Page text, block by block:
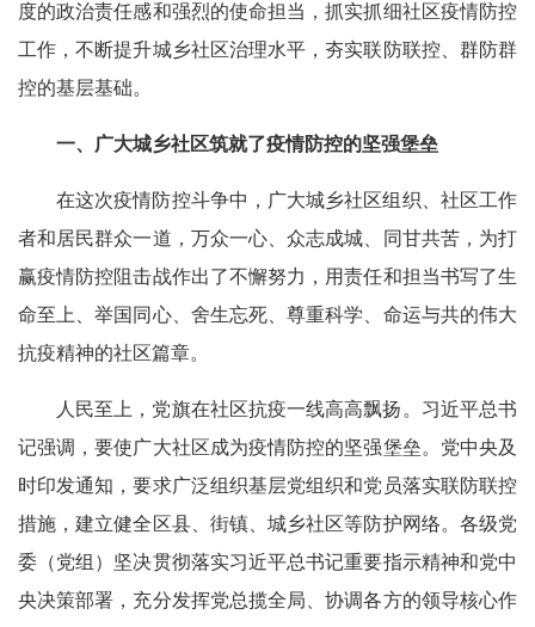
度的政治责任感和强烈的使命担当，抓实抓细社区疫情防控
工作，不断提升城乡社区治理水平，夯实联防联控、群防群
控的基层基础。
一、广大城乡社区筑就了疫情防控的坚强堡垒
在这次疫情防控斗争中，广大城乡社区组织、社区工作
者和居民群众一道，万众一心、众志成城、同甘共苦，为打
赢疫情防控阻击战作出了不懈努力，用责任和担当书写了生
命至上、举国同心、舍生忘死、尊重科学、命运与共的伟大
抗疫精神的社区篇章。
人民至上，党旗在社区抗疫一线高高飘扬。习近平总书
记强调，要使广大社区成为疫情防控的坚强堡垒。党中央及
时印发通知，要求广泛组织基层党组织和党员落实联防联控
措施，建立健全区县、街镇、城乡社区等防护网络。各级党
委（党组）坚决贯彻落实习近平总书记重要指示精神和党中
央决策部署，充分发挥党总揽全局、协调各方的领导核心作